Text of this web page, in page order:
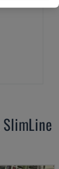
SlimLine